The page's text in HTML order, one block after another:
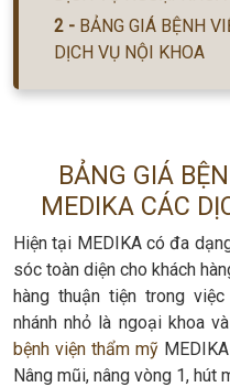
BẢNG GIÁ BỆNH
DỊCH VỤ NỘI KHOA
BẢNG GIÁ
MEDIKA CÁC
Hiện tại MEDIKA có đa
sóc toàn diện cho khách
hàng thuận tiện trong
nhánh nhỏ là ngoại khoa
bệnh viện thẩm mỹ
Nâng mũi, nâng vòng 1, hút